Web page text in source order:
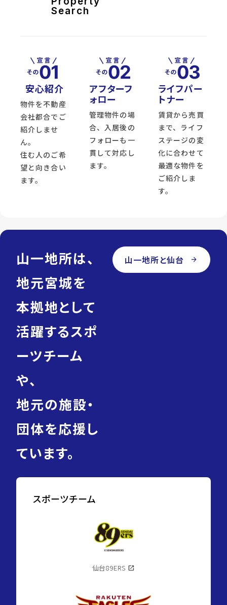
Search
安心紹介
物件を不動産
会社都合でご
紹介しませ
ん。
住む人のご希
望と向き合い
ます。
アフターフ
ォロー
管理物件の場
合、入居後の
フォローも一
貫して対応し
ます。
ライフパー
トナー
賃貸から売買
まで、ライフ
ステージの変
化に合わせて
最適な物件を
ご紹介しま
す。
山一地所は、
地元宮城を
本拠地として
活躍するスポ
ーツチーム
や、
地元の施設・
団体を応援し
ています。
山一地所と仙台 arrow_forward
スポーツチーム
仙台89ERS open_in_new